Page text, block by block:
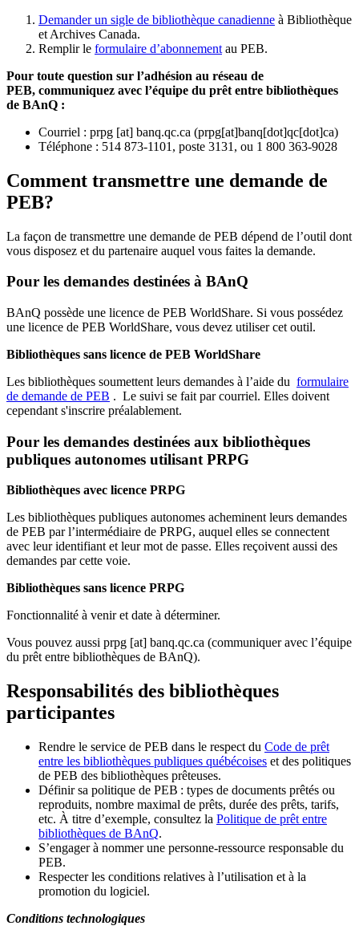
Demander un sigle de bibliothèque canadienne à Bibliothèque
et Archives Canada.
Remplir le formulaire d’abonnement au PEB.
Pour toute question sur l’adhésion au réseau de
PEB, communiquez avec l’équipe du prêt entre bibliothèques
de BAnQ :
Courriel : prpg [at] banq.qc.ca (prpg[at]banq[dot]qc[dot]ca)
Téléphone : 514 873-1101, poste 3131, ou 1 800 363-9028
Comment transmettre une demande de
PEB?
La façon de transmettre une demande de PEB dépend de l’outil dont
vous disposez et du partenaire auquel vous faites la demande.
Pour les demandes destinées à BAnQ
BAnQ possède une licence de PEB WorldShare. Si vous possédez
une licence de PEB WorldShare, vous devez utiliser cet outil.
Bibliothèques sans licence de PEB WorldShare
Les bibliothèques soumettent leurs demandes à l’aide du formulaire
de demande de PEB . Le suivi se fait par courriel. Elles doivent
cependant s'inscrire préalablement.
Pour les demandes destinées aux bibliothèques
publiques autonomes utilisant PRPG
Bibliothèques avec licence PRPG
Les bibliothèques publiques autonomes acheminent leurs demandes
de PEB par l’intermédiaire de PRPG, auquel elles se connectent
avec leur identifiant et leur mot de passe. Elles reçoivent aussi des
demandes par cette voie.
Bibliothèques sans licence PRPG
Fonctionnalité à venir et date à déterminer.
Vous pouvez aussi prpg [at] banq.qc.ca (communiquer avec l’équipe
du prêt entre bibliothèques de BAnQ).
Responsabilités des bibliothèques
participantes
Rendre le service de PEB dans le respect du Code de prêt
entre les bibliothèques publiques québécoises et des politiques
de PEB des bibliothèques prêteuses.
Définir sa politique de PEB : types de documents prêtés ou
reproduits, nombre maximal de prêts, durée des prêts, tarifs,
etc. À titre d’exemple, consultez la Politique de prêt entre
bibliothèques de BAnQ.
S’engager à nommer une personne-ressource responsable du
PEB.
Respecter les conditions relatives à l’utilisation et à la
promotion du logiciel.
Conditions technologiques